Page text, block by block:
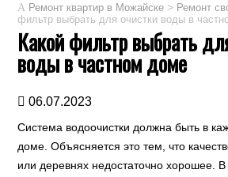
Ремонт квартир в Можайске > Ремонт
фильтр выбрать для очистки воды в
Какой фильтр выбрать
воды в частном доме
06.07.2023
Система водоочистки должна быть в
доме. Объясняется это тем, что
или деревнях недостаточно хорошее.